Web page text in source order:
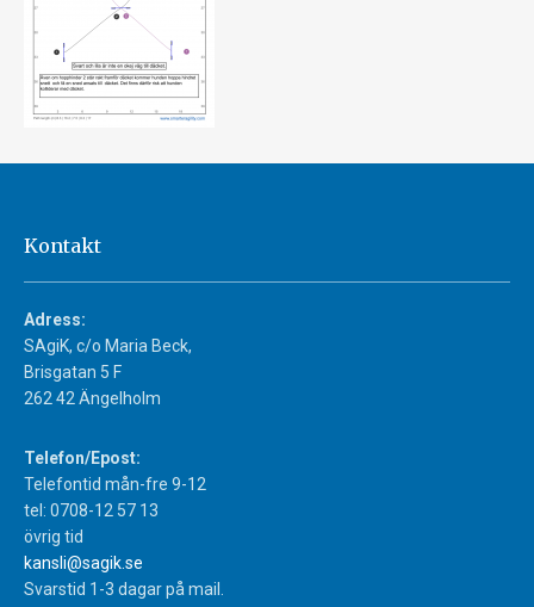
Kontakt
Adress:
SAgiK, c/o Maria Beck,
Brisgatan 5 F
262 42 Ängelholm
Telefon/Epost:
Telefontid mån-fre 9-12
tel: 0708-12 57 13
övrig tid
kansli@sagik.se
Svarstid 1-3 dagar på mail.